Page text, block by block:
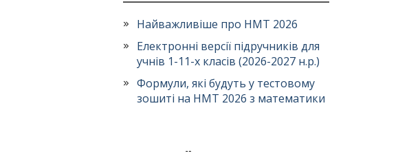
Найважливіше про НМТ 2026
Електронні версії підручників для
учнів 1-11-х класів (2026-2027 н.р.)
Формули, які будуть у тестовому
зошиті на НМТ 2026 з математики